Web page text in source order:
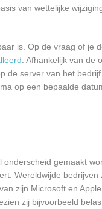
van wettelijke
is. Op de vraag of je
. Afhankelijk van de
de server van het
op een bepaalde
gemaakt
Wereldwijde bedrijven
zijn Microsoft en
zij bijvoorbeeld